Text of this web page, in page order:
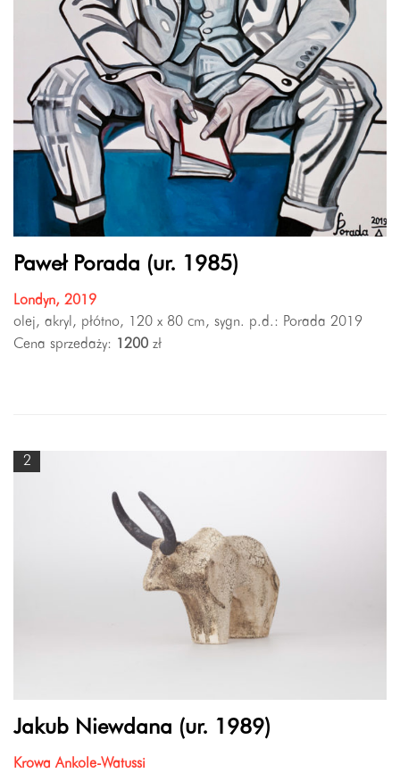
Paweł Porada (ur. 1985)
Londyn, 2019
olej, akryl, płótno, 120 x 80 cm, sygn. p.d.: Porada 2019
Cena sprzedaży:
1200 zł
2
Jakub Niewdana (ur. 1989)
Krowa Ankole-Watussi